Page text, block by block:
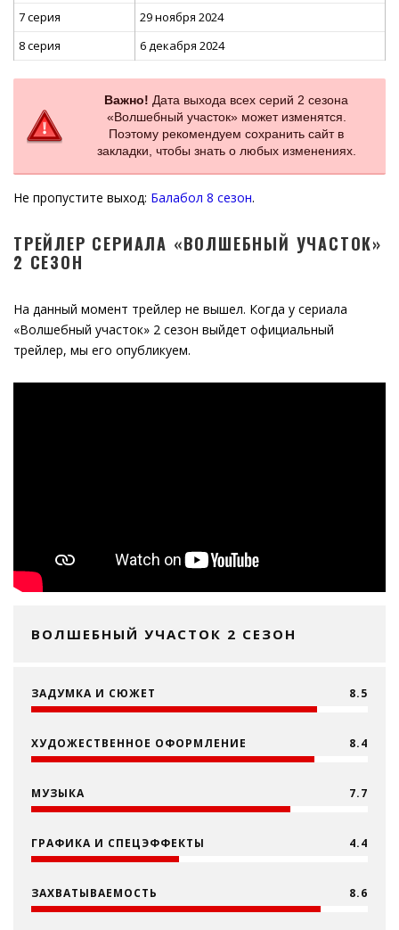
7 серия
29 ноября 2024
8 серия
6 декабря 2024
Важно! Дата выхода всех серий 2 сезона
«Волшебный участок» может изменятся.
Поэтому рекомендуем сохранить сайт в
закладки, чтобы знать о любых изменениях.
Не пропустите выход: Балабол 8 сезон.
ТРЕЙЛЕР СЕРИАЛА «ВОЛШЕБНЫЙ УЧАСТОК»
2 СЕЗОН
На данный момент трейлер не вышел. Когда у сериала
«Волшебный участок» 2 сезон выйдет официальный
трейлер, мы его опубликуем.
ВОЛШЕБНЫЙ УЧАСТОК 2 СЕЗОН
ЗАДУМКА И СЮЖЕТ 8.5
ХУДОЖЕСТВЕННОЕ ОФОРМЛЕНИЕ 8.4
МУЗЫКА 7.7
ГРАФИКА И СПЕЦЭФФЕКТЫ 4.4
ЗАХВАТЫВАЕМОСТЬ 8.6